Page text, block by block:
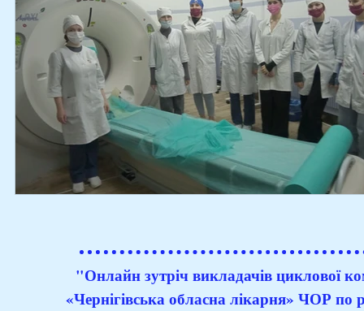
"Онлайн зутріч викладачів циклової
«Чернігівська обласна лікарня» ЧОР